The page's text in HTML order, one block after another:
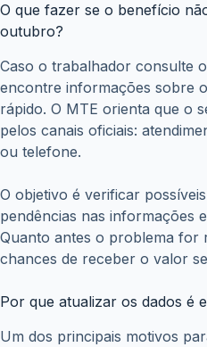
O que fazer se o benefício
outubro?
Caso o trabalhador consulte
encontre informações sobre
rápido. O MTE orienta que o
pelos canais oficiais:
ou telefone.
O objetivo é verificar
pendências nas informações
Quanto antes o problema for
chances de receber o valor
Por que atualizar os dados é
Um dos principais motivos